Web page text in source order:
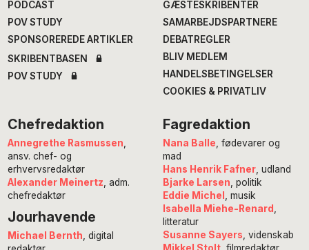
PODCAST
POV STUDY
SPONSOREREDE ARTIKLER
SKRIBENTBASEN
POV STUDY
GÆSTESKRIBENTER
SAMARBEJDSPARTNERE
DEBATREGLER
BLIV MEDLEM
HANDELSBETINGELSER
COOKIES & PRIVATLIV
Chefredaktion
Annegrethe Rasmussen,
ansv. chef- og
erhvervsredaktør
Alexander Meinertz, adm.
chefredaktør
Jourhavende
Michael Bernth , digital
Fagredaktion
Nana Balle, fødevarer og
mad
Hans Henrik Fafner, udland
Bjarke Larsen, politik
Eddie Michel , musik
Isabella Miehe-Renard ,
litteratur
Susanne Sayers, videnskab